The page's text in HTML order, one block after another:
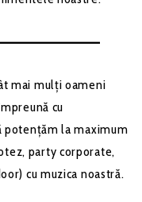
mai mulți oameni
cu
potențăm la maximum
party corporate,
cu muzica noastră.